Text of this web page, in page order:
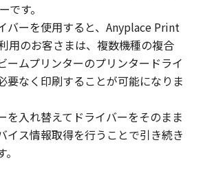
です。
バーを使用すると、Anyplace Print
用のお客さまは、複数機種の複合
ームプリンターのプリンタードライ
要なく印刷することが可能になりま
を入れ替えてドライバーをそのまま
イス情報取得を行うことで引き続き